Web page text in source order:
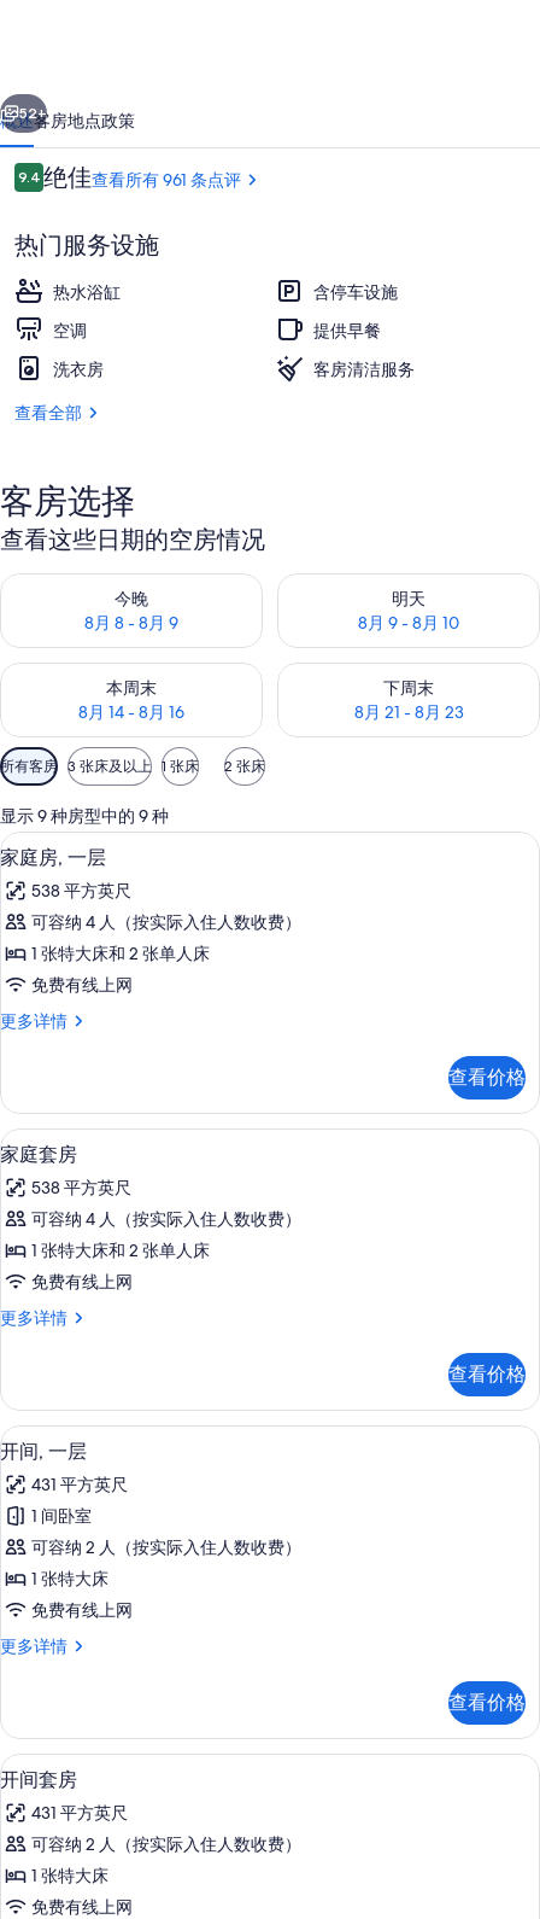
馆
的
照
片
库
阳台景观
个 下一个
52+
概述客房地点政策
点
评
9.49.4/10
绝佳查看所有 961 条点评
热门服务设施
热水浴缸
含停车设施
空调
提供早餐
洗衣房
客房清洁服务
查看全部
客房选择
查看这些日期的空房情况
今晚
8月 8 - 8月 9
查看今晚的空房情况：8月 8 - 8月 9
明天
8月 9 - 8月 10
查看明天的空房情况：8月 9 -
本周末
8月 14 - 8月 16
查看本周末的空房情况：8月 14 - 8月 16
下周末
8月 21 - 8月 23
查看下周末的空房情况：8月
可
用
的
客
房
筛
选
条
所有客房 3 张床及以上 1 张床 2 张床
显示 9 种房型中的 9 种
显
示
家
庭
房,
层
所
有
照
片
1 多间卧室、高档床上用品、羽绒被、
8
家庭房, 一层
538 平方英尺
可容纳 4 人（按实际入住人数收费）
1 张特大床和 2 张单人床
免费有线上网
更多详情
家
层
更
多
信
息
查看价格
显
示
家
庭
套
的
有
照
片
1 多间卧室、高档床上用品、羽绒被、
10
家庭套房
538 平方英尺
可容纳 4 人（按实际入住人数收费）
1 张特大床和 2 张单人床
免费有线上网
更多详情
家
更
多
信
查看价格
显
示
开
间,
一
层
所
照
片
1 多间卧室、高档床上用品、羽绒被、
6
开间, 一层
431 平方英尺
1 间卧室
可容纳 2 人（按实际入住人数收费）
1 张特大床
免费有线上网
更多详情
开
更
多
信
查看价格
显
示
开
间
套
1 多间卧室、高档床上用品、羽绒被、
9
开间套房
431 平方英尺
可容纳 2 人（按实际入住人数收费）
1 张特大床
免费有线上网